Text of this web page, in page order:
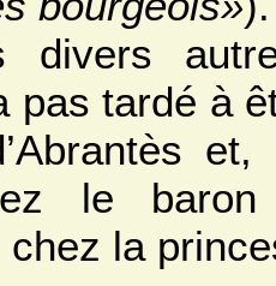
pas tardé à
le
chez la